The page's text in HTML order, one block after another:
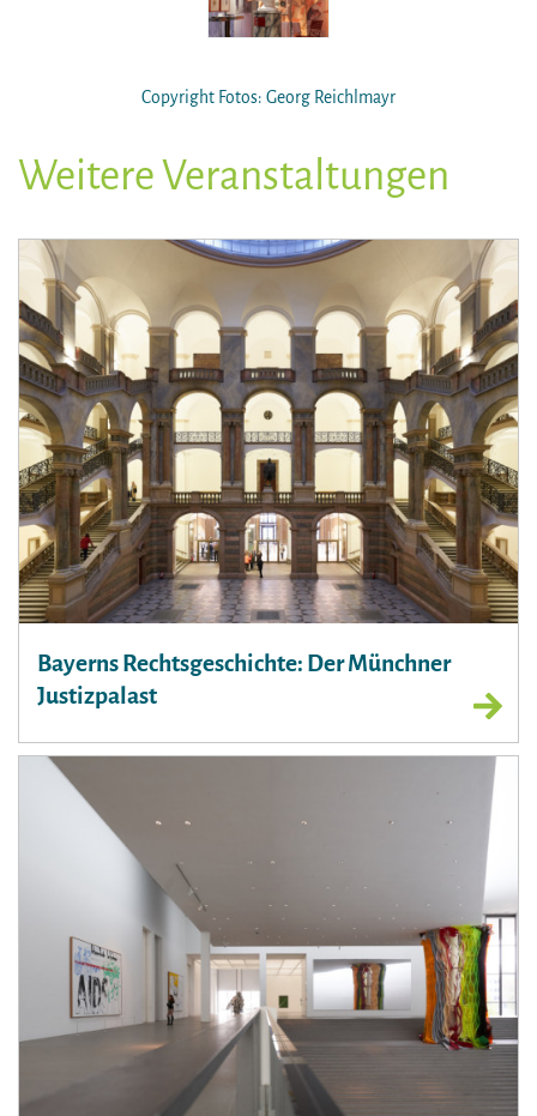
Copyright Fotos: Georg Reichlmayr
Weitere Veranstaltungen
Bayerns Rechtsgeschichte: Der Münchner
Justizpalast